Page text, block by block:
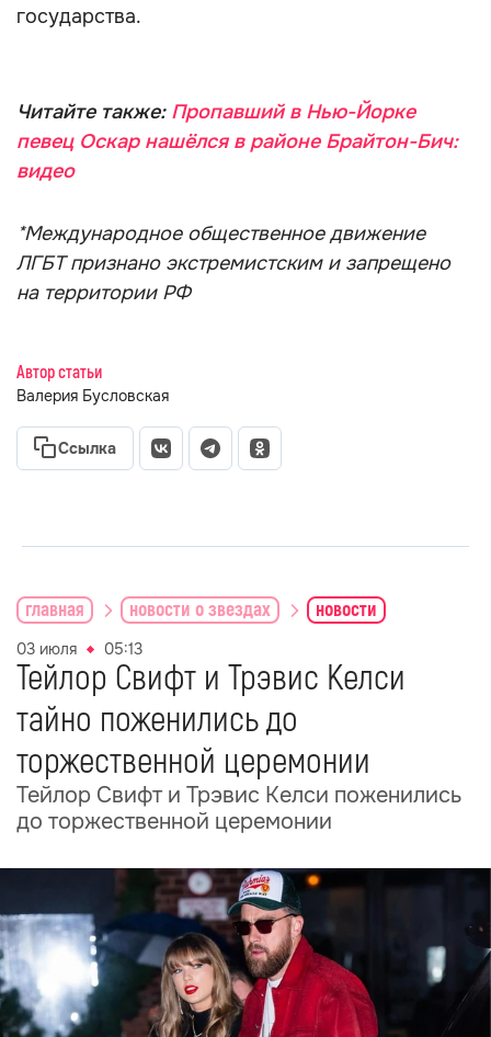
государства.
Читайте также:Пропавший в Нью-Йорке
певец Оскар нашёлся в районе Брайтон-Бич:
видео
*Международное общественное движение
ЛГБТ признано экстремистским и запрещено
на территории РФ
Автор статьи
Валерия Бусловская
Ссылка
главная новости о звездах новости
03 июля 05:13
Тейлор Свифт и Трэвис Келси
тайно поженились до
торжественной церемонии
Тейлор Свифт и Трэвис Келси поженились
до торжественной церемонии